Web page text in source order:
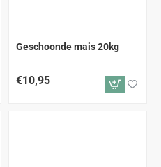
Geschoonde mais 20kg
€10,95